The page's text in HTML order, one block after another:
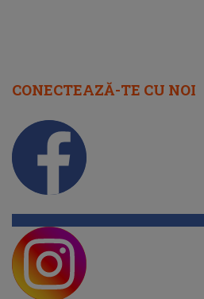
CONECTEAZĂ-TE CU NOI